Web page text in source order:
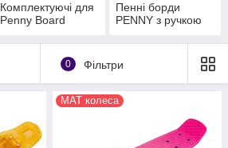
Комплектуючі для
Penny Board
Пенні борди
PENNY з ручкою
0 Фільтри
MAT колеса